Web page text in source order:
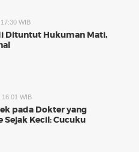
WIB
Dituntut Hukuman Mati,
16:01 WIB
pada Dokter yang
Sejak Kecil: Cucuku